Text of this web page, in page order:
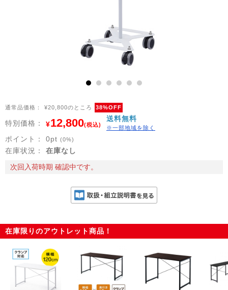
通常品価格： ¥20,800のところ 38%OFF
特別価格： ¥12,800(税込)
送料無料
※一部地域を除く
ポイント： 0pt (0%)
在庫状況：
在庫なし
次回入荷時期 確認中です。
在庫限りのアウトレット商品！